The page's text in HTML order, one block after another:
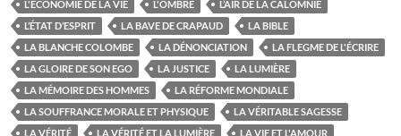
L'ÉCONOMIE DE LA VIE
L'OMBRE
L’AIR DE LA CALOMNIE
L’ÉTAT D’ESPRIT
LA BAVE DE CRAPAUD
LA BIBLE
LA BLANCHE COLOMBE
LA DÉNONCIATION
LA FLEGME DE L'ÉCRIRE
LA GLOIRE DE SON EGO
LA JUSTICE
LA LUMIÈRE
LA MÉMOIRE DES HOMMES
LA RÉFORME MONDIALE
LA SOUFFRANCE MORALE ET PHYSIQUE
LA VÉRITABLE SAGESSE
LA VÉRITÉ
LA VÉRITÉ ET LA LUMIÈRE LA VIE ET L'AMOUR